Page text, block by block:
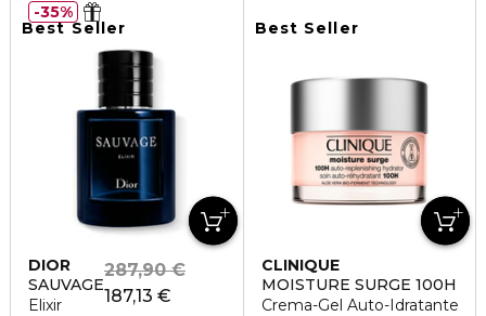
Best Seller
DIOR
SAUVAGE
Elixir
187,13 €
287,90 €
35%
Best Seller
CLINIQUE
MOISTURE SURGE 100H
Crema-Gel Auto-Idratante